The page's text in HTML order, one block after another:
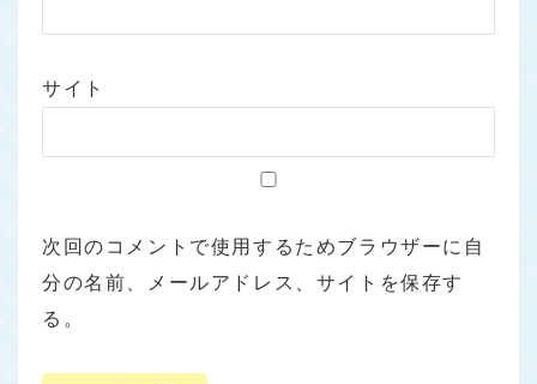
サイト
次回のコメントで使用するためブラウザーに自
分の名前、メールアドレス、サイトを保存す
る。